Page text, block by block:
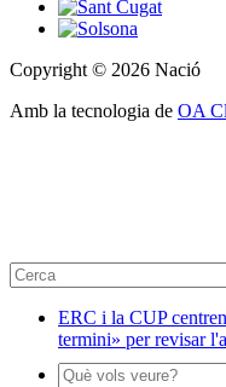
Copyright © 2026 Nació
Amb la tecnologia de OA
ERC i la CUP
termini» per revisar